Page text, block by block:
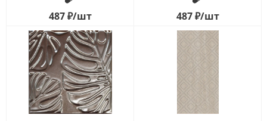
487₽/шт 487₽/шт